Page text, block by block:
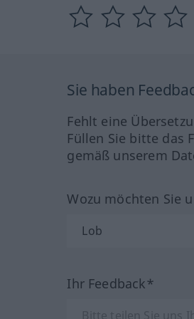
Sie haben
Fehlt eine
Füllen Sie bitte das
gemäß unserem
Wozu möchten Sie
Ihr Feedback*